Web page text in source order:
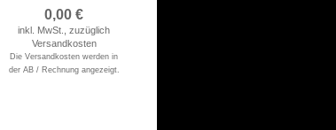
0,00 €
inkl. MwSt., zuzüglich
Versandkosten
Die Versandkosten werden in
der AB / Rechnung angezeigt.